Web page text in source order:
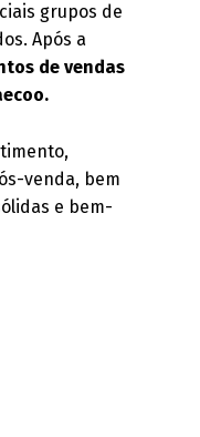
grupos de
Após a
de vendas
venda, bem
e bem-